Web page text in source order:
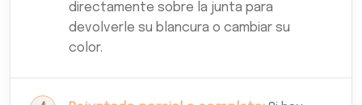
directamente sobre la junta para
devolverle su blancura o cambiar su
color.